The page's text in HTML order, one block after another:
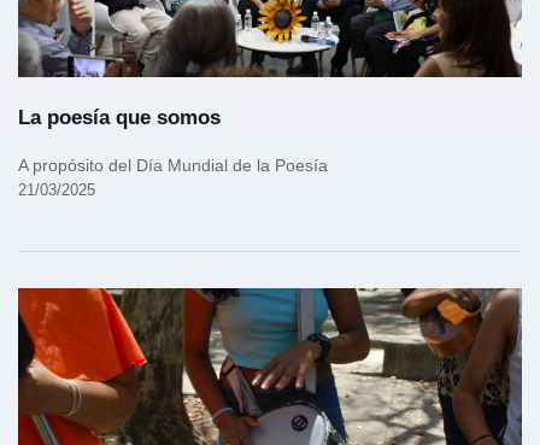
La poesía que somos
A propósito del Día Mundial de la Poesía
21/03/2025